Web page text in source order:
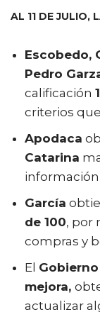
AL 11 DE JULIO,
Escobedo,
Pedro
calificación
criterios
Apodaca
Catarina
García
de 100, por
compras y
El
mejora,
actualizar